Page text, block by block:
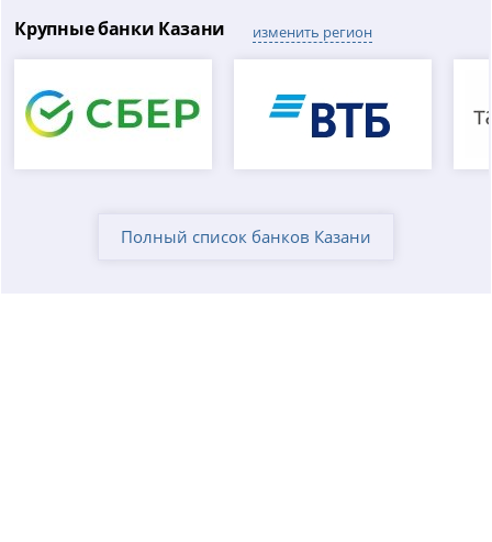
Крупные банки Казани изменить регион
Полный список банков Казани